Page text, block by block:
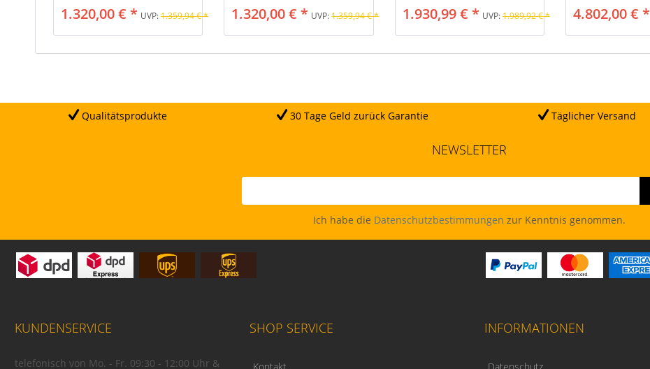
1.320,00 € * UVP:1.359,94 € * 1.320,00 € * UVP:1.359,94 € * 1.930,99 € * UVP:1.989,92 € * 4.802,00 € *
Qualitätsprodukte 30 Tage Geld zurück Garantie Täglicher Versand
NEWSLETTER
Ich habe die Datenschutzbestimmungen zur Kenntnis genommen.
KUNDENSERVICE
telefonisch von Mo. - Fr. 09:30 - 12:00 Uhr &
SHOP SERVICE
Kontakt
INFORMATIONEN
Datenschutz